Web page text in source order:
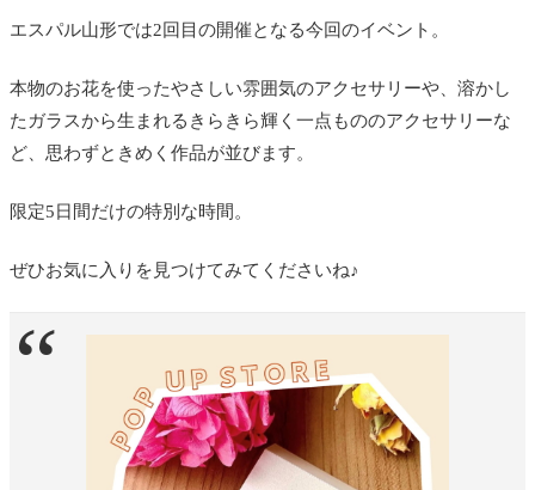
エスパル山形では2回目の開催となる今回のイベント。
本物のお花を使ったやさしい雰囲気のアクセサリーや、溶かし
たガラスから生まれるきらきら輝く一点もののアクセサリーな
ど、思わずときめく作品が並びます。
限定5日間だけの特別な時間。
ぜひお気に入りを見つけてみてくださいね♪